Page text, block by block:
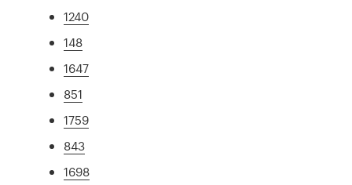
1240
148
1647
851
1759
843
1698